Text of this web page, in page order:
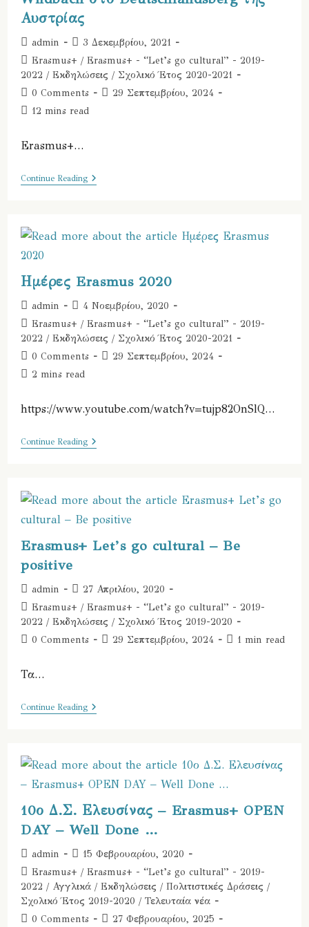
Αυστρίας
Post
author:
admin
Post
published:
3 Δεκεμβρίου, 2021
Post
category:
Erasmus+ / Erasmus+ - “Let’s go cultural” - 2019-
2022 / Εκδηλώσεις / Σχολικό Έτος 2020-2021
Post
comments:
0 Comments
Post29 Σεπτεμβρίου, 2024
Reading
12 mins read
Erasmus+…
Continue Reading10ο
Δ.Σ.
Οδοιπορικό
Συνάντησης
Στο
Δημοτικό
Σχολείο
Του
Wildbach
Στο
Deutschlandsberg
Ημέρες Erasmus 2020
Post
author:
admin
Post
published:
4 Νοεμβρίου, 2020
Post
category:
Erasmus+ / Erasmus+ - “Let’s go cultural” - 2019-
2022 / Εκδηλώσεις / Σχολικό Έτος 2020-2021
Post
comments:
0 Comments
Post29 Σεπτεμβρίου, 2024
Reading
2 mins read
https://www.youtube.com/watch?v=tujp82OnSlQ…
Continue ReadingΗμέρες
Erasmus
Erasmus+ Let’s go cultural – Be
positive
Post
author:
admin
Post
published:
27 Απριλίου, 2020
Post
category:
Erasmus+ / Erasmus+ - “Let’s go cultural” - 2019-
2022 / Εκδηλώσεις / Σχολικό Έτος 2019-2020
Post0 Comments
Post29 Σεπτεμβρίου, 2024
Reading
1 min read
Τα…
Continue ReadingErasmus+
Let’s
Be
10ο Δ.Σ. Ελευσίνας – Erasmus+ OPEN
DAY – Well Done …
Post
author:
admin
Post
published:
15 Φεβρουαρίου, 2020
Post
category:
Erasmus+ / Erasmus+ - “Let’s go cultural” - 2019-
2022 / Αγγλικά / Εκδηλώσεις / Πολιτιστικές Δράσεις /
Σχολικό Έτος 2019-2020 / Τελευταία νέα
Post0 Comments
Post27 Φεβρουαρίου, 2025